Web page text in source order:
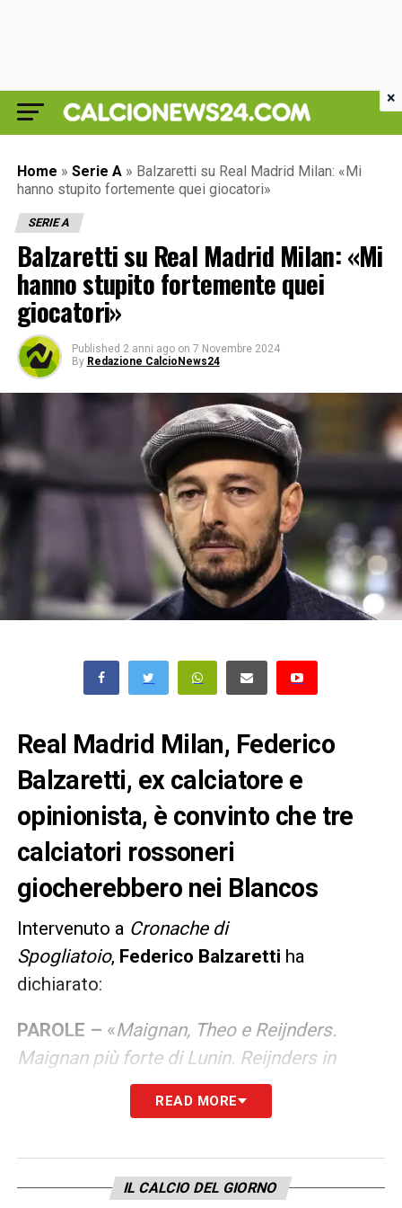
Home » Serie A » Balzaretti su Real Madrid Milan: «Mi
hanno stupito fortemente quei giocatori»
SERIE A
Balzaretti su Real Madrid Milan: «Mi
hanno stupito fortemente quei
giocatori»
Published 2 anni ago on 7 Novembre 2024
By Redazione CalcioNews24
Real Madrid Milan, Federico
Balzaretti, ex calciatore e
opinionista, è convinto che tre
calciatori rossoneri
giocherebbero nei Blancos
Intervenuto a Cronache di
Spogliatoio, Federico Balzaretti ha
dichiarato:
PAROLE – «Maignan, Theo e Reijnders.
Maignan più forte di Lunin. Reijnders in
questo centrocampo delReal Madrid
che comunque Modric è verso la fine, può
stasera (ieri, ndr) ha fatto una partita
READ MORE
IL CALCIO DEL GIORNO
×